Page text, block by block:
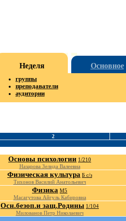
Неделя Основное
группы
преподаватели
аудитории
2
Основы психологии 1/210
Назарова Зелида Валеевна
Физическая культура Б с/з
Тихонов Василий Анатольевич
Физика М5
Масагутова Айгуль Кабировна
Осн.безоп.и защ.Родины 1/104
Милованов Петр Николаевич